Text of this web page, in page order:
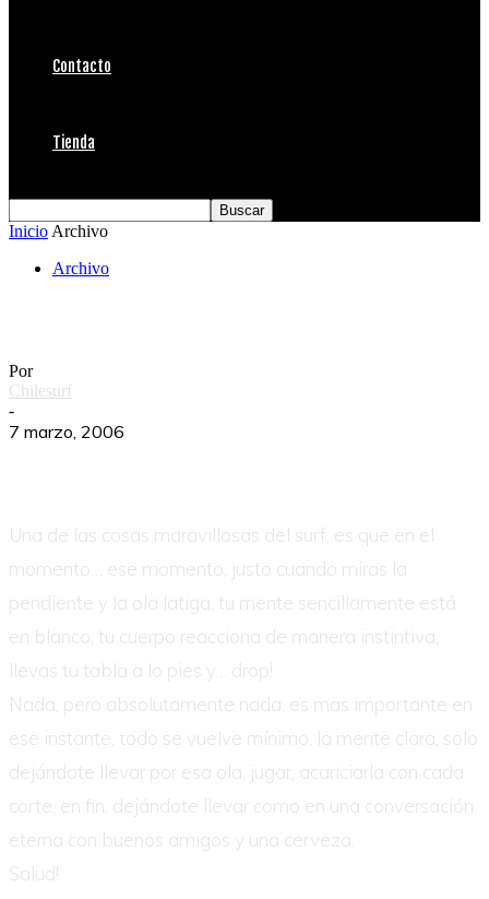
Contacto
Tienda
Inicio Archivo
Archivo
Por
Chilesurf
-
7 marzo, 2006
Una de las cosas maravillosas del surf, es que en el
momento… ese momento, justo cuando miras la
pendiente y la ola latiga, tu mente sencillamente está
en blanco, tu cuerpo reacciona de manera instintiva,
llevas tu tabla a lo pies y… drop!
Nada, pero absolutamente nada, es mas importante en
ese instante, todo se vuelve mínimo, la mente clara, solo
dejándote llevar por esa ola, jugar, acariciarla con cada
corte, en fin, dejándote llevar como en una conversación
eterna con buenos amigos y una cerveza.
Salud!